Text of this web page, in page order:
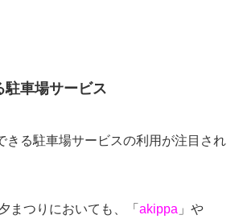
駐車場サービス
きる駐車場サービスの利用が注目され
まつりにおいても、「 akippa 」や